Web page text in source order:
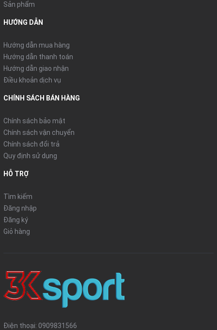
Sản phẩm
HƯỚNG DẪN
Hướng dẫn mua hàng
Hướng dẫn thanh toán
Hướng dẫn giao nhận
Điều khoản dịch vụ
CHÍNH SÁCH BÁN HÀNG
Chính sách bảo mật
Chính sách vận chuyển
Chính sách đổi trả
Quy định sử dụng
HỖ TRỢ
Tìm kiếm
Đăng nhập
Đăng ký
Giỏ hàng
Điện thoại: 0909831566